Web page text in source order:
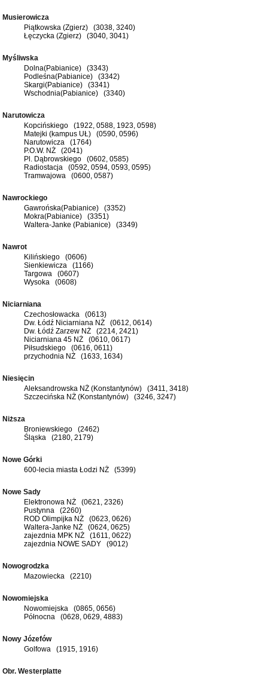
Musierowicza
Piątkowska (Zgierz) (3038, 3240)
Łęczycka (Zgierz) (3040, 3041)
Myśliwska
Dolna(Pabianice) (3343)
Podleśna(Pabianice) (3342)
Skargi(Pabianice) (3341)
Wschodnia(Pabianice) (3340)
Narutowicza
Kopcińskiego (1922, 0588, 1923, 0598)
Matejki (kampus UŁ) (0590, 0596)
Narutowicza (1764)
P.O.W. NŻ (2041)
Pl. Dąbrowskiego (0602, 0585)
Radiostacja (0592, 0594, 0593, 0595)
Tramwajowa (0600, 0587)
Nawrockiego
Gawrońska(Pabianice) (3352)
Mokra(Pabianice) (3351)
Waltera-Janke (Pabianice) (3349)
Nawrot
Kilińskiego (0606)
Sienkiewicza (1166)
Targowa (0607)
Wysoka (0608)
Niciarniana
Czechosłowacka (0613)
Dw. Łódź Niciarniana NŻ (0612, 0614)
Dw. Łódź Zarzew NŻ (2214, 2421)
Niciarniana 45 NŻ (0610, 0617)
Piłsudskiego (0616, 0611)
przychodnia NŻ (1633, 1634)
Niesięcin
Aleksandrowska NŻ (Konstantynów) (3411, 3418)
Szczecińska NŻ (Konstantynów) (3246, 3247)
Niższa
Broniewskiego (2462)
Śląska (2180, 2179)
Nowe Górki
600-lecia miasta Łodzi NŻ (5399)
Nowe Sady
Elektronowa NŻ (0621, 2326)
Pustynna (2260)
ROD Olimpijka NŻ (0623, 0626)
Waltera-Janke NŻ (0624, 0625)
zajezdnia MPK NŻ (1611, 0622)
zajezdnia NOWE SADY (9012)
Nowogrodzka
Mazowiecka (2210)
Nowomiejska
Nowomiejska (0865, 0656)
Północna (0628, 0629, 4883)
Nowy Józefów
Golfowa (1915, 1916)
Obr. Westerplatte